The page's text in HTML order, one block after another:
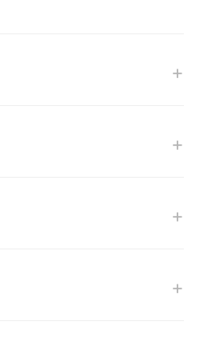
+
+
+
+